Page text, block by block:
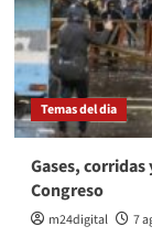
Temas del dia
Gases,
Congreso
m24digital 7